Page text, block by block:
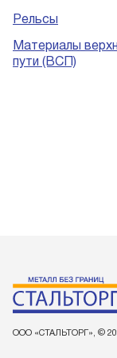
Рельсы
Материалы
пути (ВСП)
ООО «СТАЛЬТОРГ», ©